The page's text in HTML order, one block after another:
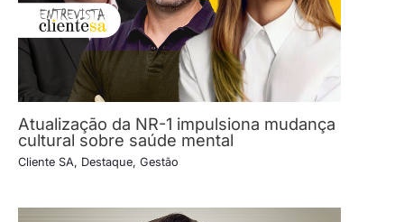
Atualização da NR-1 impulsiona mudança
cultural sobre saúde mental
Cliente SA, Destaque, Gestão